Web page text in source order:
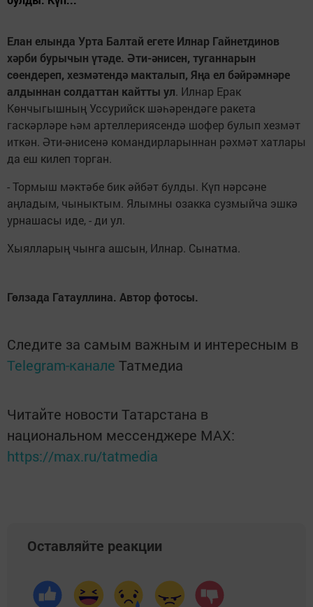
Елан елында Урта Балтай егете Илнар Гайнетдинов
хәрби бурычын үтәде. Әти-әнисен, туганнарын
сөендереп, хезмәтендә макталып, Яңа ел бәйрәмнәре
алдыннан солдаттан кайтты ул. Илнар Ерак
Көнчыгышның Уссурийск шәһәрендәге ракета
гаскәрләре һәм артеллериясендә шофер булып хезмәт
иткән. Әти-әнисенә командирларыннан рәхмәт хатлары
да еш килеп торган.
- Тормыш мәктәбе бик әйбәт булды. Күп нәрсәне
аңладым, чыныктым. Ялымны озакка сузмыйча эшкә
урнашасы иде, - ди ул.
Хыялларың чынга ашсын, Илнар. Сынатма.
Гөлзада Гатауллина. Автор фотосы.
Следите за самым важным и интересным в
Telegram-канале Татмедиа
Читайте новости Татарстана в
национальном мессенджере MАХ:
https://max.ru/tatmedia
Оставляйте реакции